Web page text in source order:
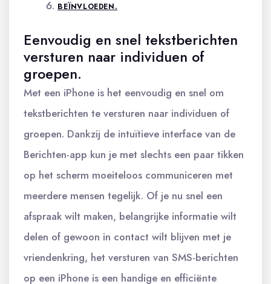
BEÏNVLOEDEN.
Eenvoudig en snel tekstberichten
versturen naar individuen of
groepen.
Met een iPhone is het eenvoudig en snel om
tekstberichten te versturen naar individuen of
groepen. Dankzij de intuïtieve interface van de
Berichten-app kun je met slechts een paar tikken
op het scherm moeiteloos communiceren met
meerdere mensen tegelijk. Of je nu snel een
afspraak wilt maken, belangrijke informatie wilt
delen of gewoon in contact wilt blijven met je
vriendenkring, het versturen van SMS-berichten
op een iPhone is een handige en efficiënte